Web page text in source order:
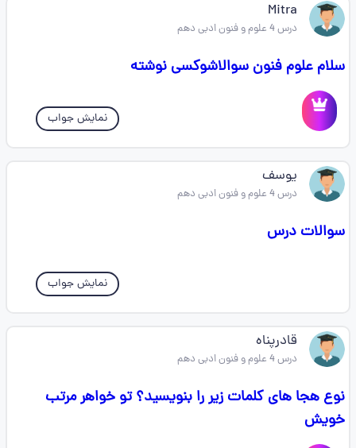
Mitra
درس 4 علوم و فنون ادبی دهم
سلام علوم فنون سوالاشوکسی نوشته
نمایش جواب
یوسف
درس 4 علوم و فنون ادبی دهم
سوالات درس
نمایش جواب
قادرپناه
درس 4 علوم و فنون ادبی دهم
نوع هجا های کلمات زیر را بنویسید؟ تو خواهر مرتب
خویش